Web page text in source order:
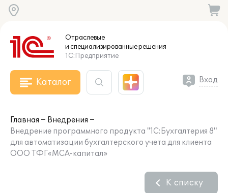
Отраслевые
и специализированныерешения
1С:Предприятие
Каталог Вход
Главная
Внедрения
Внедрение программного продукта "1С:Бухгалтерия 8"
для автоматизации бухгалтерского учета для клиента
ООО ТФГ«МСА-капитал»
К списку